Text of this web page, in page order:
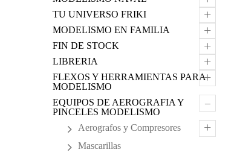
+
TU UNIVERSO FRIKI
+
MODELISMO EN FAMILIA
+
FIN DE STOCK
+
LIBRERIA
+
FLEXOS Y HERRAMIENTAS PARA
MODELISMO
–
EQUIPOS DE AEROGRAFIA Y
PINCELES MODELISMO
+
Aerografos y Compresores
Mascarillas